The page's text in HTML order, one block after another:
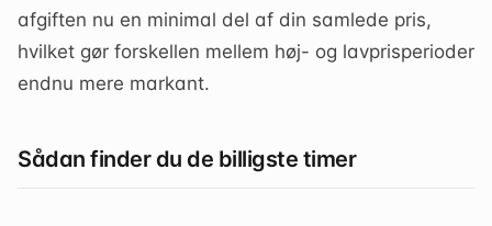
afgiften nu en minimal del af din samlede pris,
hvilket gør forskellen mellem høj- og lavprisperioder
endnu mere markant.
Sådan finder du de billigste timer